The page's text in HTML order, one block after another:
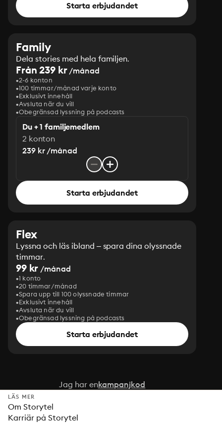
Starta erbjudandet
Family
Dela stories med hela familjen.
Från 239 kr/månad
2-6 konton
100 timmar/månad varje konto
Exklusivt innehåll
Avsluta när du vill
Obegränsad lyssning på podcasts
Du + 1 familjemedlem
2 konton
239 kr /månad
Starta erbjudandet
Flex
Lyssna och läs ibland – spara dina olyssnade
timmar.
99 kr /månad
1 konto
20 timmar/månad
Spara upp till 100 olyssnade timmar
Exklusivt innehåll
Avsluta när du vill
Obegränsad lyssning på podcasts
Starta erbjudandet
Jag har enkampanjkod
LÄS MER
Om Storytel
Karriär på Storytel